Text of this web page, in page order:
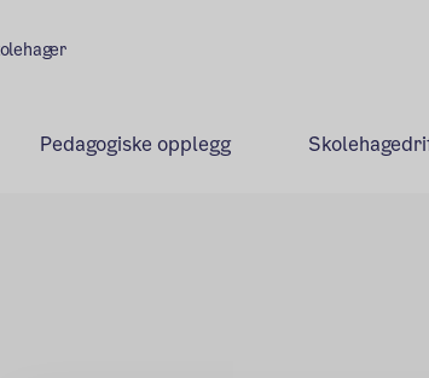
Pedagogiske opplegg